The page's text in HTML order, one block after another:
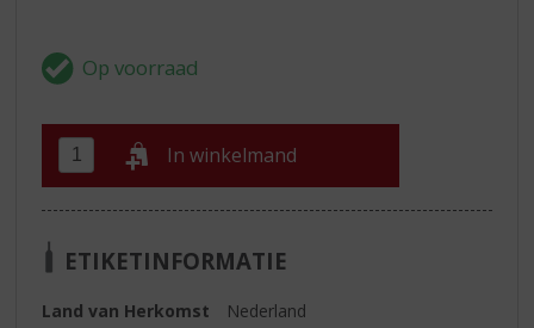
In winkelmand
ETIKETINFORMATIE
Land van Herkomst
Nederland